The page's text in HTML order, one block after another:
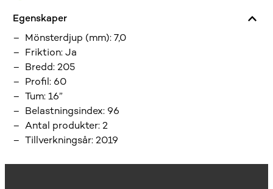
Egenskaper
Mönsterdjup (mm):7,0
Friktion:Ja
Bredd:205
Profil: 60
Tum:16”
Belastningsindex: 96
Antal produkter:2
Tillverkningsår:2019